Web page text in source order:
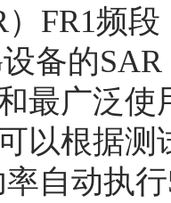
） FR1频段
设备的SAR
最广泛使
以根据
自动执行